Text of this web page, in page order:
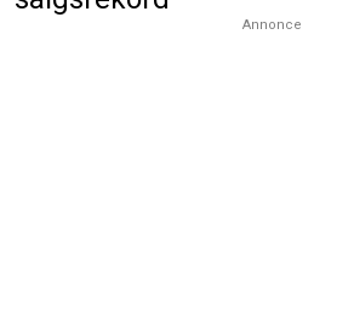
Annonce